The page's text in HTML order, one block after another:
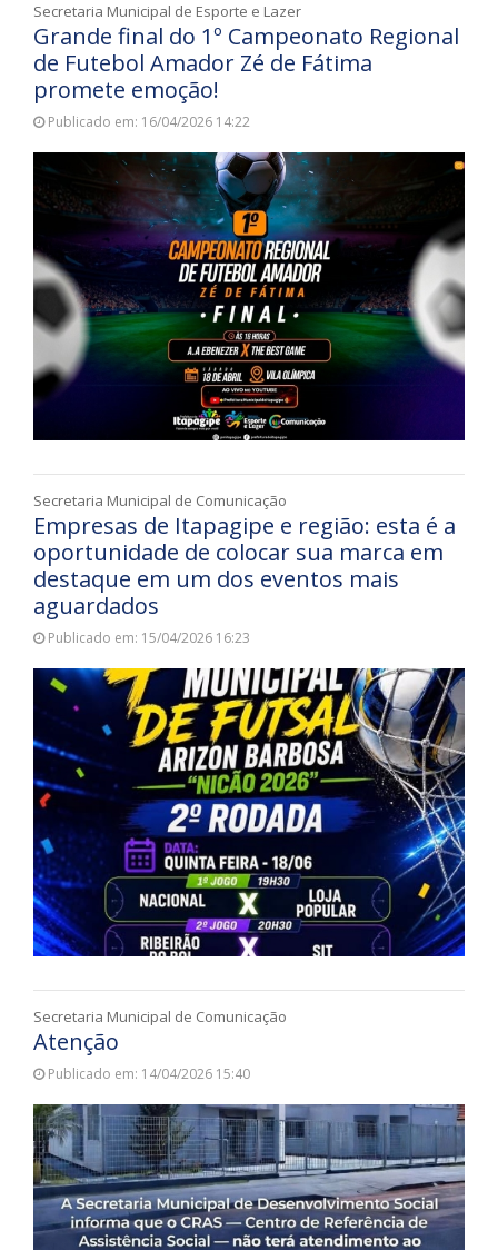
Secretaria Municipal de Esporte e Lazer
Grande final do 1º Campeonato Regional
de Futebol Amador Zé de Fátima
promete emoção!
Publicado em: 16/04/2026 14:22
Secretaria Municipal de Comunicação
Empresas de Itapagipe e região: esta é a
oportunidade de colocar sua marca em
destaque em um dos eventos mais
aguardados
Publicado em: 15/04/2026 16:23
Secretaria Municipal de Comunicação
Atenção
Publicado em: 14/04/2026 15:40